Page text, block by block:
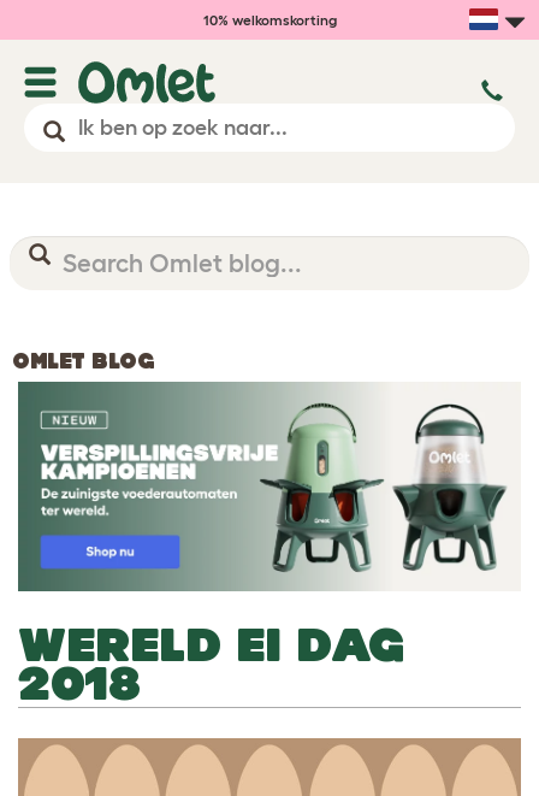
10% welkomskorting
OMLET BLOG
WERELD EI DAG
2018